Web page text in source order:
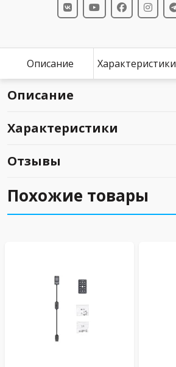
Описание Характеристики
Описание
Характеристики
Отзывы
Похожие товары